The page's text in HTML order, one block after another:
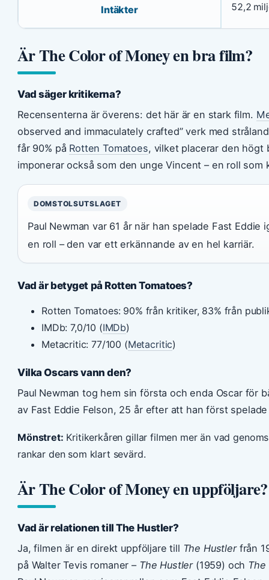
Intäkter 52,2
Är The Color of Money en bra film?
Vad säger kritikerna?
Recensenterna är överens: det här är en stark film.
observed and immaculately crafted” verk med
får 90% på Rotten Tomatoes, vilket placerar den högt
imponerar också som den unge Vincent – en roll som
DOMSTOLSUTSLAGET
Paul Newman var 61 år när han spelade Fast
en roll – den var ett erkännande av en hel karriär.
Vad är betyget på Rotten Tomatoes?
Rotten Tomatoes: 90% från kritiker, 83% från
IMDb: 7,0/10 (IMDb)
Metacritic: 77/100 (Metacritic)
Vilka Oscars vann den?
Paul Newman tog hem sin första och enda Oscar för
av Fast Eddie Felson, 25 år efter att han först
Mönstret: Kritikerkåren gillar filmen mer än vad
rankar den som klart sevärd.
Är The Color of Money en uppföljare?
Vad är relationen till The Hustler?
Ja, filmen är en direkt uppföljare till The Hustlerfrån
på Walter Tevis romaner – The Hustler(1959) och